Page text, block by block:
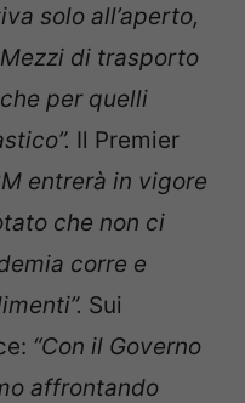
solo all’aperto,
di trasporto
per quelli
Il Premier
entrerà in vigore
che non ci
corre e
Sui
“Con il Governo
affrontando